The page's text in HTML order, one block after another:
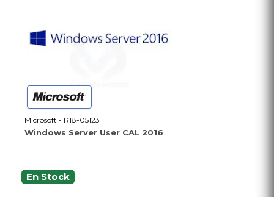
Microsoft - R18-05123
Windows Server User CAL 2016
En Stock